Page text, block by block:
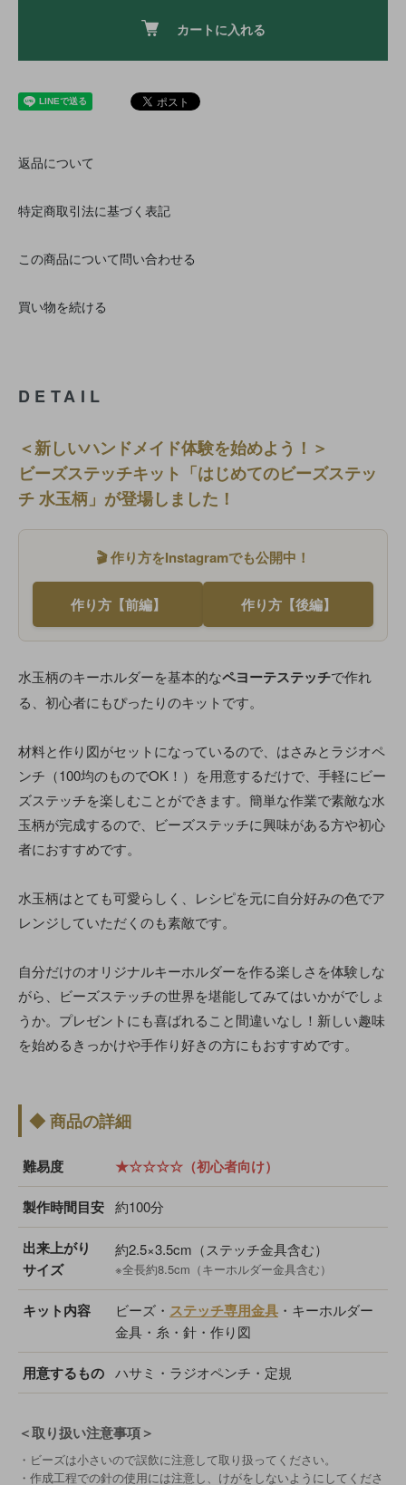
カートに入れる
返品について
特定商取引法に基づく表記
この商品について問い合わせる
買い物を続ける
DETAIL
＜新しいハンドメイド体験を始めよう！＞
ビーズステッチキット「はじめてのビーズステッ
チ 水玉柄」が登場しました！
🎬 作り方をInstagramでも公開中！
作り方【前編】 作り方【後編】
水玉柄のキーホルダーを基本的なペヨーテステッチで作れ
る、初心者にもぴったりのキットです。
材料と作り図がセットになっているので、はさみとラジオペ
ンチ（100均のものでOK！）を用意するだけで、手軽にビー
ズステッチを楽しむことができます。簡単な作業で素敵な水
玉柄が完成するので、ビーズステッチに興味がある方や初心
者におすすめです。
水玉柄はとても可愛らしく、レシピを元に自分好みの色でア
レンジしていただくのも素敵です。
自分だけのオリジナルキーホルダーを作る楽しさを体験しな
がら、ビーズステッチの世界を堪能してみてはいかがでしょ
うか。プレゼントにも喜ばれること間違いなし！新しい趣味
を始めるきっかけや手作り好きの方にもおすすめです。
◆ 商品の詳細
難易度 ★☆☆☆☆（初心者向け）
製作時間目安 約100分
出来上がり
サイズ
約2.5×3.5cm（ステッチ金具含む）
※全長約8.5cm（キーホルダー金具含む）
キット内容 ビーズ・ ステッチ専用金具 ・キーホルダー
金具・糸・針・作り図
用意するもの ハサミ・ラジオペンチ・定規
＜取り扱い注意事項＞
・ビーズは小さいので誤飲に注意して取り扱ってください。
・作成工程での針の使用には注意し、けがをしないようにしてくださ